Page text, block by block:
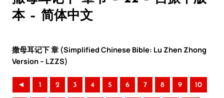
本 – 简体中文
撒母耳记下 章 (Simplified Chinese Bible: Lu Zhen Zhong
Version – LZZS)
◄ 1 2 3 4 5 6 7 8 9 10